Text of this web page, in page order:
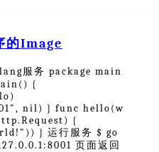
的Image
服务 package main
{
nil) } func hello(w
{
} 运行服务 $ go
页面返回